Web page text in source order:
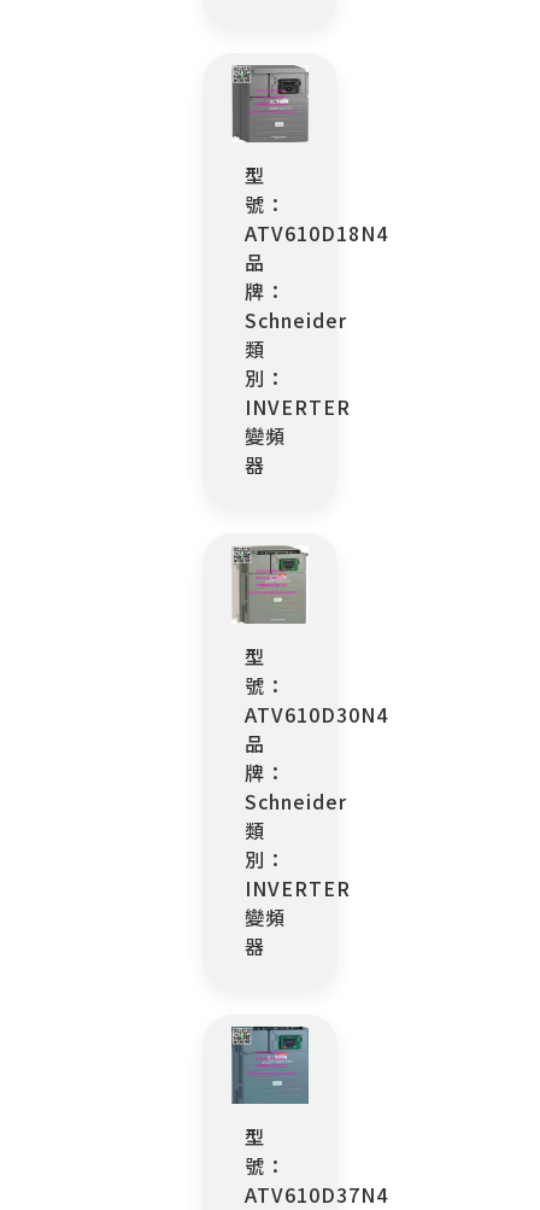
型
號：
ATV610D18N4
品
牌：
Schneider
類
別：
INVERTER
變頻
器
型
號：
ATV610D30N4
品
牌：
Schneider
類
別：
INVERTER
變頻
器
型
號：
ATV610D37N4